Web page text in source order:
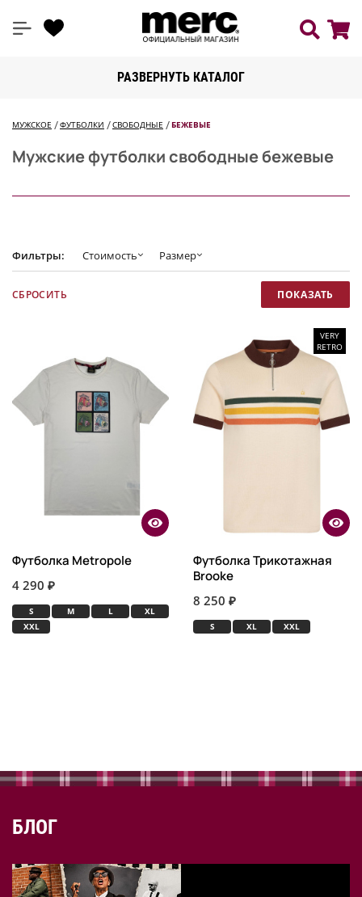
РАЗВЕРНУТЬ КАТАЛОГ
МУЖСКОЕ ФУТБОЛКИ СВОБОДНЫЕ БЕЖЕВЫЕ
Мужские футболки свободные бежевые
Фильтры: Стоимость Размер
Футболка Metropole
4 290 ₽
S M L
XL
XXL
VERY
RETRO
Футболка Трикотажная
Brooke
8 250 ₽
S XL XXL
БЛОГ